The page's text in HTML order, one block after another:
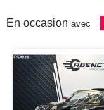
En occasion avec